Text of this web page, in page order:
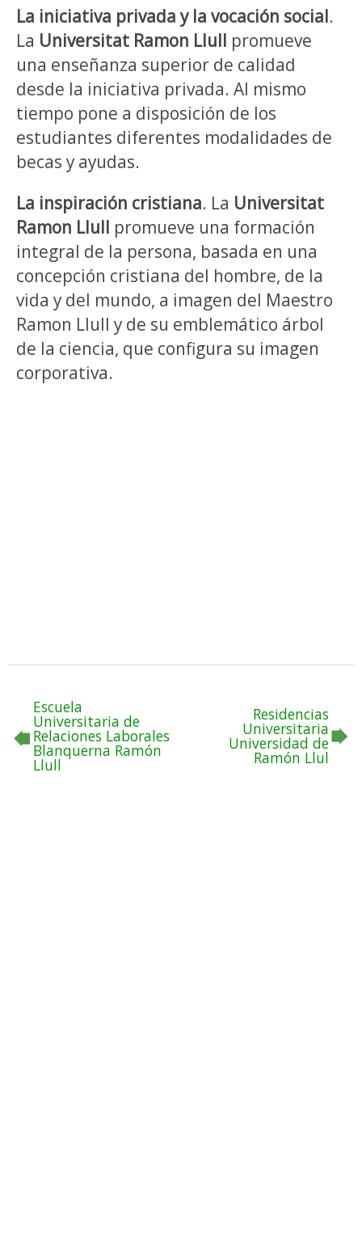
La iniciativa privada y la vocación social.
La Universitat Ramon Llull promueve
una enseñanza superior de calidad
desde la iniciativa privada. Al mismo
tiempo pone a disposición de los
estudiantes diferentes modalidades de
becas y ayudas.
La inspiración cristiana. La Universitat
Ramon Llull promueve una formación
integral de la persona, basada en una
concepción cristiana del hombre, de la
vida y del mundo, a imagen del Maestro
Ramon Llull y de su emblemático árbol
de la ciencia, que configura su imagen
corporativa.
Escuela
Universitaria de
Relaciones Laborales
Blanquerna Ramón
Llull
Residencias
Universitaria
Universidad de
Ramón Llul